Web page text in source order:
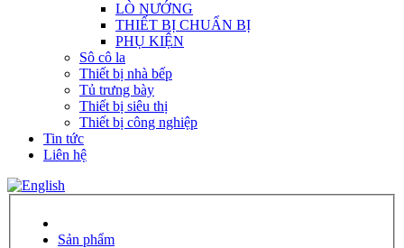
LÒ NƯỚNG
THIẾT BỊ CHUẨN BỊ
PHỤ KIỆN
Sô cô la
Thiết bị nhà bếp
Tủ trưng bày
Thiết bị siêu thị
Thiết bị công nghiệp
Tin tức
Liên hệ
Sản phẩm